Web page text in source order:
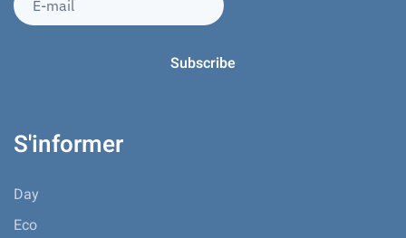
S'informer
Day
Eco